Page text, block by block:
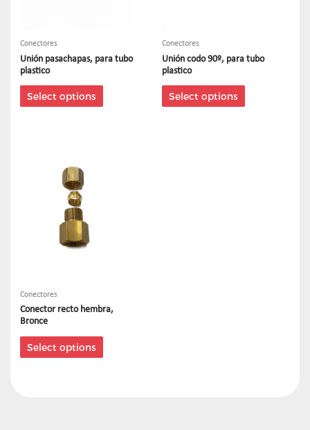
Conectores
Unión pasachapas, para tubo
plastico
Select options
Conectores
Unión codo 90º, para tubo
plastico
Select options
Conectores
Conector recto hembra,
Bronce
Select options